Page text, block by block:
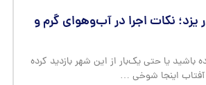
یزد؛ نکات اجرا در آب‌وهوای گرم و
باشید یا حتی یک‌بار از این شهر بازدید کرده
آفتاب اینجا شوخی …